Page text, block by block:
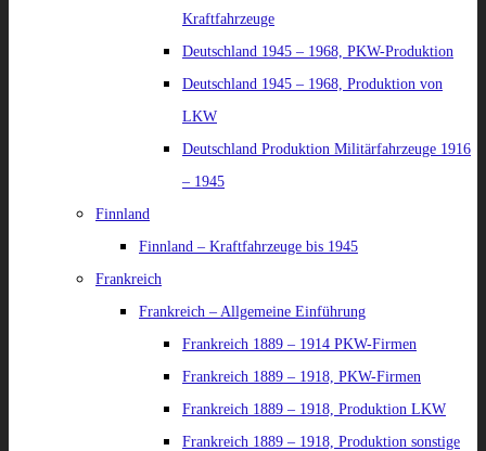
Kraftfahrzeuge
Deutschland 1945 – 1968, PKW-Produktion
Deutschland 1945 – 1968, Produktion von
LKW
Deutschland Produktion Militärfahrzeuge 1916
– 1945
Finnland
Finnland – Kraftfahrzeuge bis 1945
Frankreich
Frankreich – Allgemeine Einführung
Frankreich 1889 – 1914 PKW-Firmen
Frankreich 1889 – 1918, PKW-Firmen
Frankreich 1889 – 1918, Produktion LKW
Frankreich 1889 – 1918, Produktion sonstige